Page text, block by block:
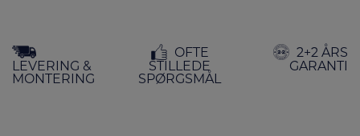
indholdet
LEVERING &
MONTERING
OFTE
STILLEDE
SPØRGSMÅL
2+2 ÅRS
GARANTI